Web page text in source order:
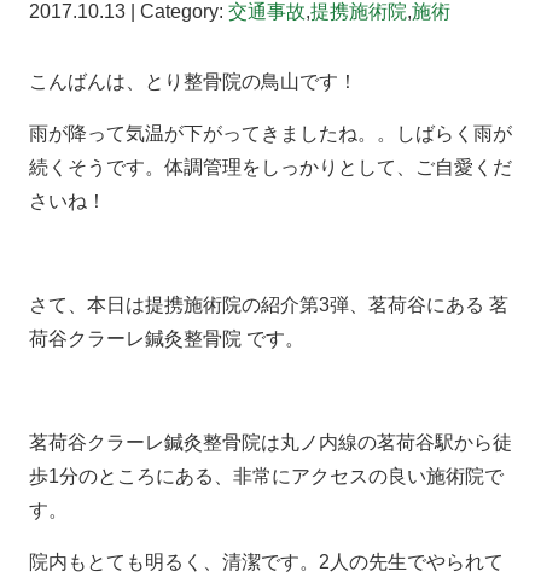
2017.10.13 | Category: 交通事故,提携施術院,施術
こんばんは、とり整骨院の鳥山です！
雨が降って気温が下がってきましたね。。しばらく雨が
続くそうです。体調管理をしっかりとして、ご自愛くだ
さいね！
さて、本日は提携施術院の紹介第3弾、茗荷谷にある 茗
荷谷クラーレ鍼灸整骨院 です。
茗荷谷クラーレ鍼灸整骨院は丸ノ内線の茗荷谷駅から徒
歩1分のところにある、非常にアクセスの良い施術院で
す。
院内もとても明るく、清潔です。2人の先生でやられて